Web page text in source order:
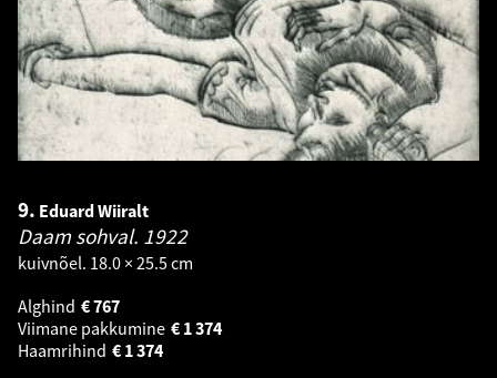
9. Eduard Wiiralt
Daam sohval. 1922
kuivnõel. 18.0 × 25.5 cm
Alghind
767
€
Viimane pakkumine
1 374
€
Haamrihind
1 374
€